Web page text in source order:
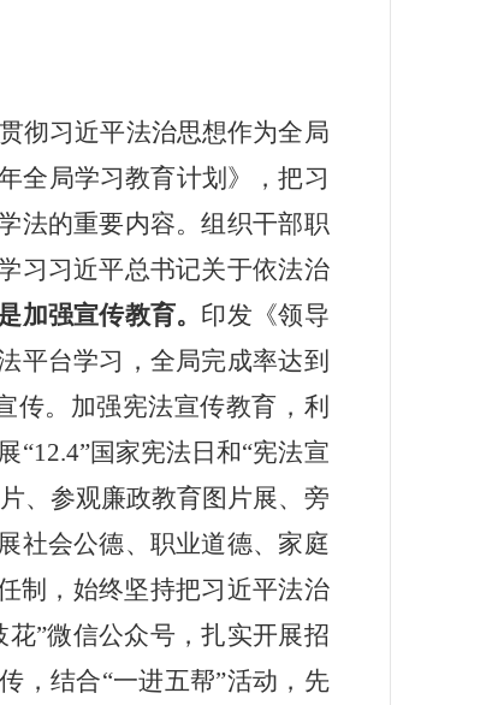
彻习近平法治思想作为全局
全局学习教育计划》，把习
法的重要内容。组织干部职
习习近平总书记关于依法治
加强宣传教育。 印发《领导
平台学习，全局完成率达到
传。加强宪法宣传教育，利
“12.4”国家宪法日和“宪法宣
、参观廉政教育图片展、旁
社会公德、职业道德、家庭
制，始终坚持把习近平法治
花”微信公众号，扎实开展招
，结合“一进五帮”活动，先